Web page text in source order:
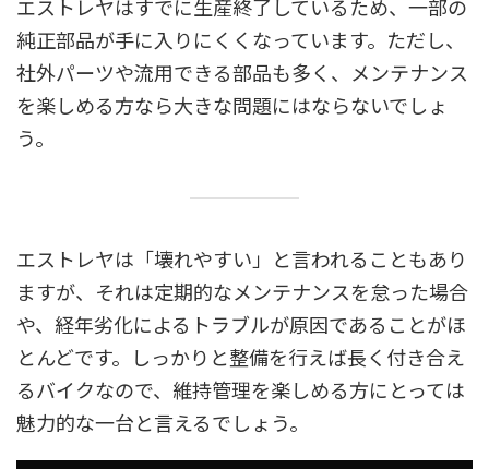
エストレヤはすでに生産終了しているため、一部の
純正部品が手に入りにくくなっています。ただし、
社外パーツや流用できる部品も多く、メンテナンス
を楽しめる方なら大きな問題にはならないでしょ
う。
エストレヤは「壊れやすい」と言われることもあり
ますが、それは定期的なメンテナンスを怠った場合
や、経年劣化によるトラブルが原因であることがほ
とんどです。しっかりと整備を行えば長く付き合え
るバイクなので、維持管理を楽しめる方にとっては
魅力的な一台と言えるでしょう。